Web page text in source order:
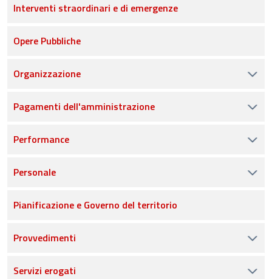
Interventi straordinari e di emergenze
Opere Pubbliche
Organizzazione
Pagamenti dell'amministrazione
Performance
Personale
Pianificazione e Governo del territorio
Provvedimenti
Servizi erogati